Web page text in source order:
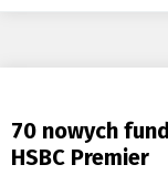
70 nowych
HSBC Premier